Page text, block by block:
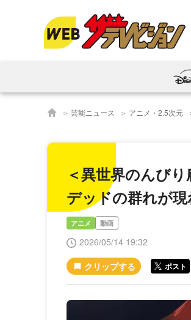
芸能ニュース アニメ・2.5次元
＜異世界のんび
デッドの群れが
アニメ 動画
2026/05/14 19:32
ポスト